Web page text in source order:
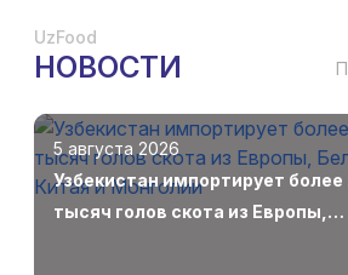
UzFood
НОВОСТИ
5 августа 2026
Узбекистан импортирует более
тысяч голов скота из Европы,